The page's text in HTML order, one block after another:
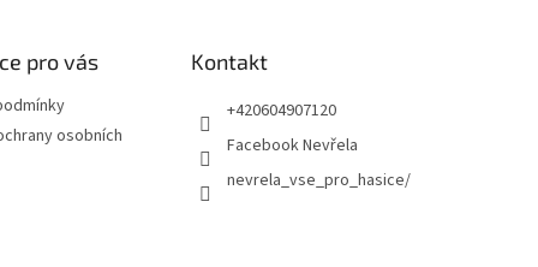
pro vás
osobních
Kontakt
+420604907120
Facebook Nevřela
nevrela_vse_pro_hasice/